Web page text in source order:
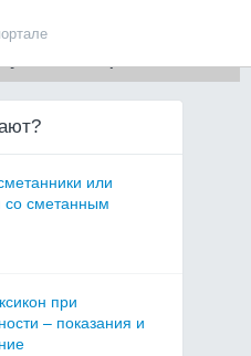
или
со сметанным
при
– показания и
любых предложений по